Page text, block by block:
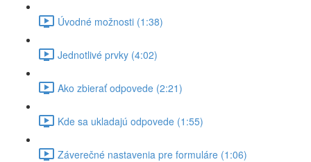
Úvodné možnosti (1:38)
Jednotlivé prvky (4:02)
Ako zbierať odpovede (2:21)
Kde sa ukladajú odpovede (1:55)
Záverečné nastavenia pre formuláre (1:06)